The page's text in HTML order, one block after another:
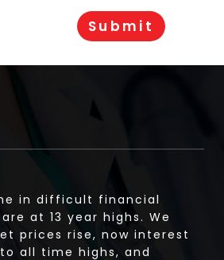
in difficult financial
at 13 year highs. We
prices rise, now interest
all time highs, and